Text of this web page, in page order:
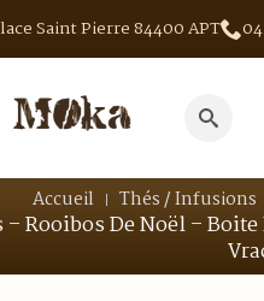
Saint Pierre 84400 APT
for:
Accueil Thés / Infusions
Rooibos De Noël – Boite